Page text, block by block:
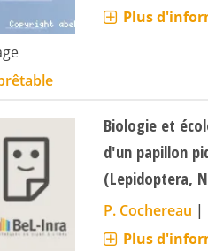
Plus
Biologie et
d'un papillon
(Lepidoptera,
P. Cochereau |
Plus